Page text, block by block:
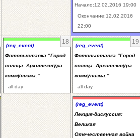
Начало:12.02.2016 19:00
Окончание:12.02.2016
22:00
18
(reg_event)
Фотовыставка "Город
солнца. Архитектура
коммунизма."
all day
19
(reg_event)
Фотовыставка "Город
солнца. Архитектура
коммунизма."
all day
(reg_event)
Лекция-дискуссия:
Великая
Отечественная война